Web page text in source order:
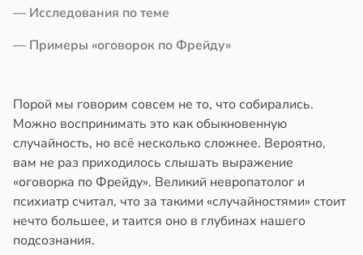
— Исследования по теме
— Примеры «оговорок по Фрейду»
Порой мы говорим совсем не то, что собирались.
Можно воспринимать это как обыкновенную
случайность, но всё несколько сложнее. Вероятно,
вам не раз приходилось слышать выражение
«оговорка по Фрейду». Великий невропатолог и
психиатр считал, что за такими «случайностями» стоит
нечто большее, и таится оно в глубинах нашего
подсознания.